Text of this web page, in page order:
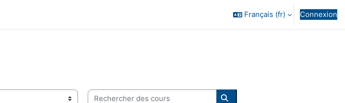
Français ‎(fr)‎ Connexion
Rechercher des cours